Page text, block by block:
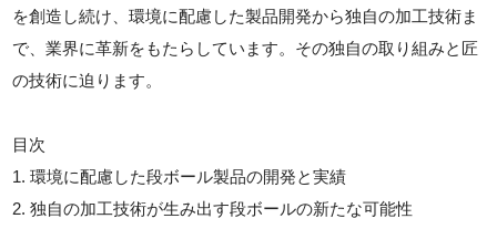
を創造し続け、環境に配慮した製品開発から独自の加工技術ま
で、業界に革新をもたらしています。その独自の取り組みと匠
の技術に迫ります。
目次
1. 環境に配慮した段ボール製品の開発と実績
2. 独自の加工技術が生み出す段ボールの新たな可能性